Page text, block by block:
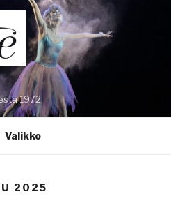
1972
Valikko
2025